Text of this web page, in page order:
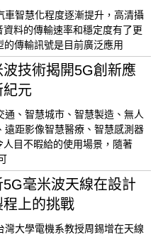
車智慧化程度逐漸提升，高清攝
料的傳輸速率和穩定度有了更
傳輸訊號是目前廣泛應用
波技術揭開5G創新應
紀元
通、智慧城市、智慧製造、無人
遠距影像智慧醫療、智慧感測器
目不暇給的使用場景，隨著
5G毫米波天線在設計
程上的挑戰
灣大學電機系教授周錫增在天線